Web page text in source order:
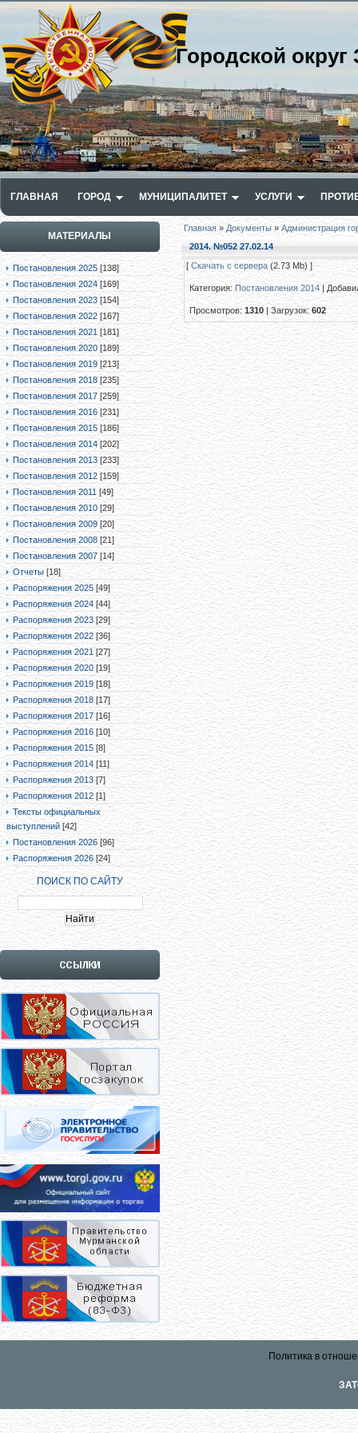
Городской
ГЛАВНАЯ ГОРОД МУНИЦИПАЛИТЕТ УСЛУГИ
МАТЕРИАЛЫ
Постановления 2025 [138]
Постановления 2024 [169]
Постановления 2023 [154]
Постановления 2022 [167]
Постановления 2021 [181]
Постановления 2020 [189]
Постановления 2019 [213]
Постановления 2018 [235]
Постановления 2017 [259]
Постановления 2016 [231]
Постановления 2015 [186]
Постановления 2014 [202]
Постановления 2013 [233]
Постановления 2012 [159]
Постановления 2011 [49]
Постановления 2010 [29]
Постановления 2009 [20]
Постановления 2008 [21]
Постановления 2007 [14]
Отчеты [18]
Распоряжения 2025 [49]
Распоряжения 2024 [44]
Распоряжения 2023 [29]
Распоряжения 2022 [36]
Распоряжения 2021 [27]
Распоряжения 2020 [19]
Распоряжения 2019 [18]
Распоряжения 2018 [17]
Распоряжения 2017 [16]
Распоряжения 2016 [10]
Распоряжения 2015 [8]
Распоряжения 2014 [11]
Распоряжения 2013 [7]
Распоряжения 2012 [1]
Тексты официальных
выступлений [42]
Постановления 2026 [96]
Распоряжения 2026 [24]
ПОИСК ПО САЙТУ
Главная» Документы »Администрация
2014. №052 27.02.14
[Скачать с сервера (2.73 Mb) ]
Категория: Постановления 2014|
Просмотров:1310|Загрузок: 602
Политика в